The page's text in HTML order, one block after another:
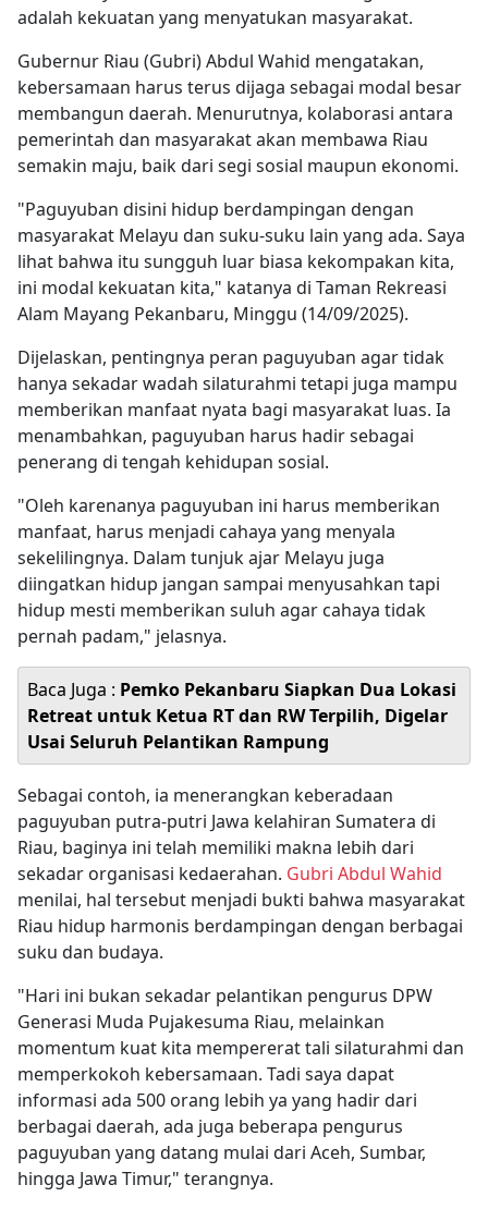
adalah kekuatan yang menyatukan masyarakat.
Gubernur Riau (Gubri) Abdul Wahid mengatakan,
kebersamaan harus terus dijaga sebagai modal besar
membangun daerah. Menurutnya, kolaborasi antara
pemerintah dan masyarakat akan membawa Riau
semakin maju, baik dari segi sosial maupun ekonomi.
"Paguyuban disini hidup berdampingan dengan
masyarakat Melayu dan suku-suku lain yang ada. Saya
lihat bahwa itu sungguh luar biasa kekompakan kita,
ini modal kekuatan kita," katanya di Taman Rekreasi
Alam Mayang Pekanbaru, Minggu (14/09/2025).
Dijelaskan, pentingnya peran paguyuban agar tidak
hanya sekadar wadah silaturahmi tetapi juga mampu
memberikan manfaat nyata bagi masyarakat luas. Ia
menambahkan, paguyuban harus hadir sebagai
penerang di tengah kehidupan sosial.
"Oleh karenanya paguyuban ini harus memberikan
manfaat, harus menjadi cahaya yang menyala
sekelilingnya. Dalam tunjuk ajar Melayu juga
diingatkan hidup jangan sampai menyusahkan tapi
hidup mesti memberikan suluh agar cahaya tidak
pernah padam," jelasnya.
Baca Juga : Pemko Pekanbaru Siapkan Dua Lokasi
Retreat untuk Ketua RT dan RW Terpilih, Digelar
Usai Seluruh Pelantikan Rampung
Sebagai contoh, ia menerangkan keberadaan
paguyuban putra-putri Jawa kelahiran Sumatera di
Riau, baginya ini telah memiliki makna lebih dari
sekadar organisasi kedaerahan. Gubri Abdul Wahid
menilai, hal tersebut menjadi bukti bahwa masyarakat
Riau hidup harmonis berdampingan dengan berbagai
suku dan budaya.
"Hari ini bukan sekadar pelantikan pengurus DPW
Generasi Muda Pujakesuma Riau, melainkan
momentum kuat kita mempererat tali silaturahmi dan
memperkokoh kebersamaan. Tadi saya dapat
informasi ada 500 orang lebih ya yang hadir dari
berbagai daerah, ada juga beberapa pengurus
paguyuban yang datang mulai dari Aceh, Sumbar,
hingga Jawa Timur," terangnya.